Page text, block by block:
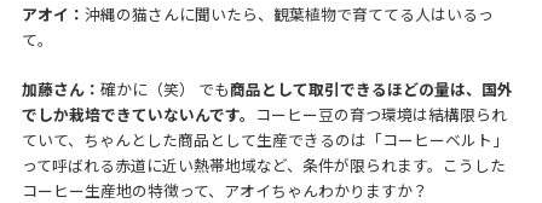
アオイ： 沖縄の猫さんに聞いたら、観葉植物で育ててる人はいるっ
て。
加藤さん： 確かに（笑） でも商品として取引できるほどの量は、国外
でしか栽培できていないんです。 コーヒー豆の育つ環境は結構限られ
ていて、ちゃんとした商品として生産できるのは「コーヒーベルト」
って呼ばれる赤道に近い熱帯地域など、条件が限られます。こうした
コーヒー生産地の特徴って、アオイちゃんわかりますか？